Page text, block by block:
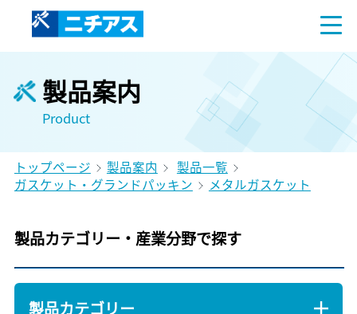
製品案内
Product
トップページ 製品案内
製品一覧
ガスケット・グランドパッキン
メタルガスケット
製品カテゴリー・産業分野で探す
製品カテゴリー